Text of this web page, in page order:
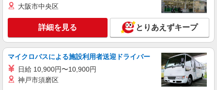
大阪市中央区
詳細を見る とりあえずキープ
マイクロバスによる施設利用者送迎ドライバー
日給 10,900円〜10,900円
神戸市須磨区